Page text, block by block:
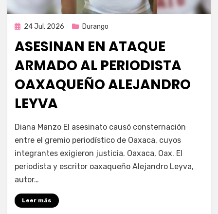
Publicada
24 Jul, 2026 Durango
ASESINAN EN ATAQUE
ARMADO AL PERIODISTA
OAXAQUEÑO ALEJANDRO
LEYVA
Fernando Miranda Servín
Diana Manzo El asesinato causó consternación
entre el gremio periodístico de Oaxaca, cuyos
integrantes exigieron justicia. Oaxaca, Oax. El
periodista y escritor oaxaqueño Alejandro Leyva,
autor…
Leer más